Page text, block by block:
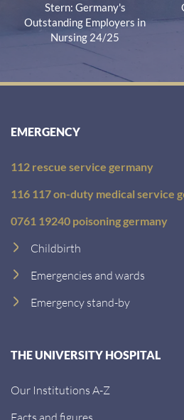
Stern: Germany's
Outstanding Employers in
Nursing 24/25
EMERGENCY
112 rescue service germany
116 117 on-duty medical service
0761 19240 poisoning germany
Childbirth
Emergencies and wards
Emergency stand-by
THE UNIVERSITY HOSPITAL
Our Institutions A-Z
Facts and figures